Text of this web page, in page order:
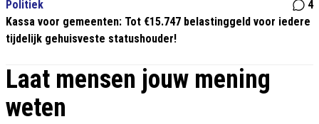
Politiek
4
Kassa voor gemeenten: Tot €15.747 belastinggeld voor iedere
tijdelijk gehuisveste statushouder!
Laat mensen jouw mening
weten